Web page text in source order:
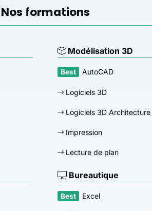
Nos formations
Modélisation 3D
AutoCAD
Logiciels 3D
Logiciels 3D Architecture
Impression
Lecture de plan
Bureautique
Excel